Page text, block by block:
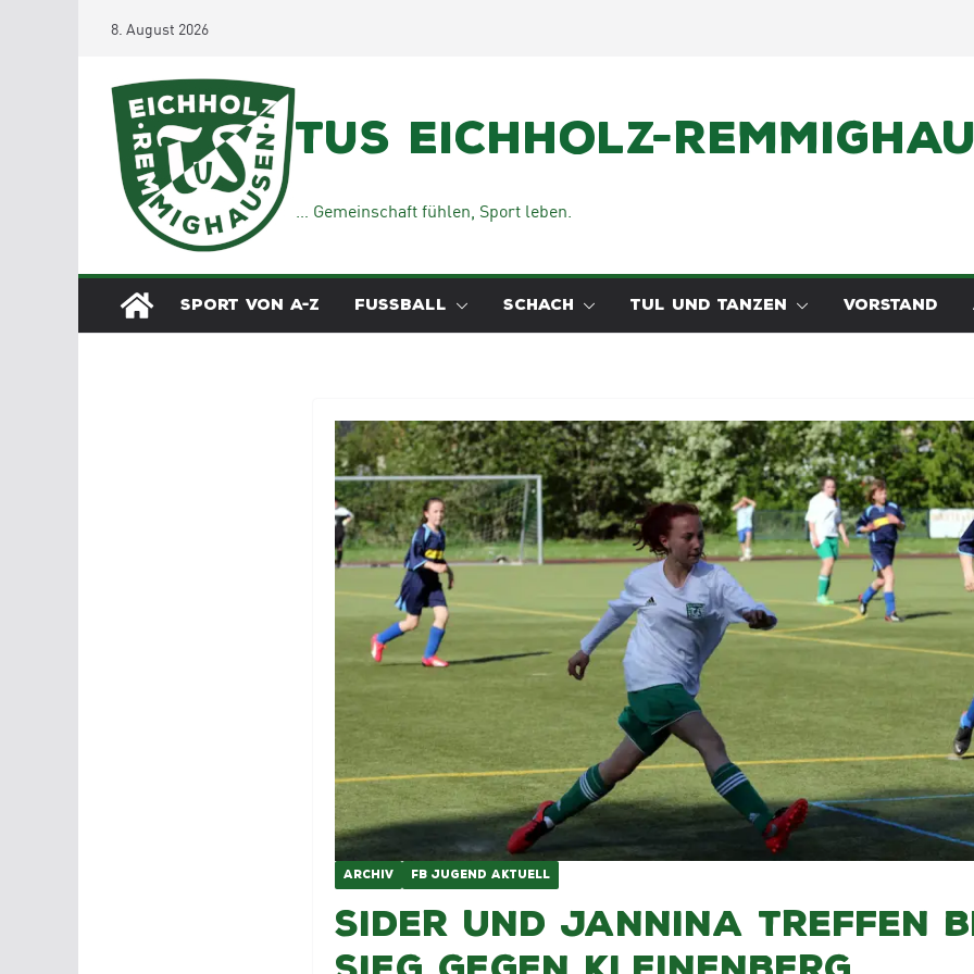
springen
8. August 2026
TuS Eichholz-
… Gemeinschaft fühlen, Sport leben.
SPORT VON A-Z FUSSBALL SCHACH TUL UND TANZEN VORSTAND
ARCHIV FB JUGEND AKTUELL
Sider und Jannina treffen